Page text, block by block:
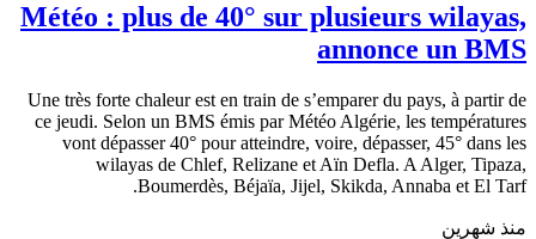
Météo : plus de 40° sur plusieurs wilayas,
annonce un BMS
Une très forte chaleur est en train de s’emparer du pays, à partir de
ce jeudi. Selon un BMS émis par Météo Algérie, les températures
vont dépasser 40° pour atteindre, voire, dépasser, 45° dans les
wilayas de Chlef, Relizane et Aïn Defla. A Alger, Tipaza,
Boumerdès, Béjaïa, Jijel, Skikda, Annaba et El Tarf.
منذ شهرين